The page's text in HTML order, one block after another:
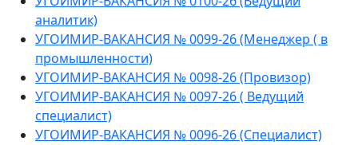
аналитик)
УГОИМИР-ВАКАНСИЯ № 0099-26 (Менеджер ( в
промышленности)
УГОИМИР-ВАКАНСИЯ № 0098-26 (Провизор)
УГОИМИР-ВАКАНСИЯ № 0097-26 ( Ведущий
специалист)
УГОИМИР-ВАКАНСИЯ № 0096-26 (Специалист)